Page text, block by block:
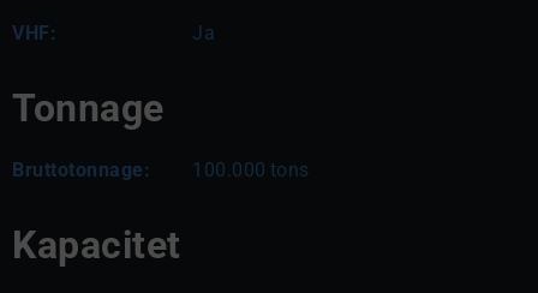
VHF: Ja
Tonnage
Bruttotonnage: 100.000 tons
Kapacitet